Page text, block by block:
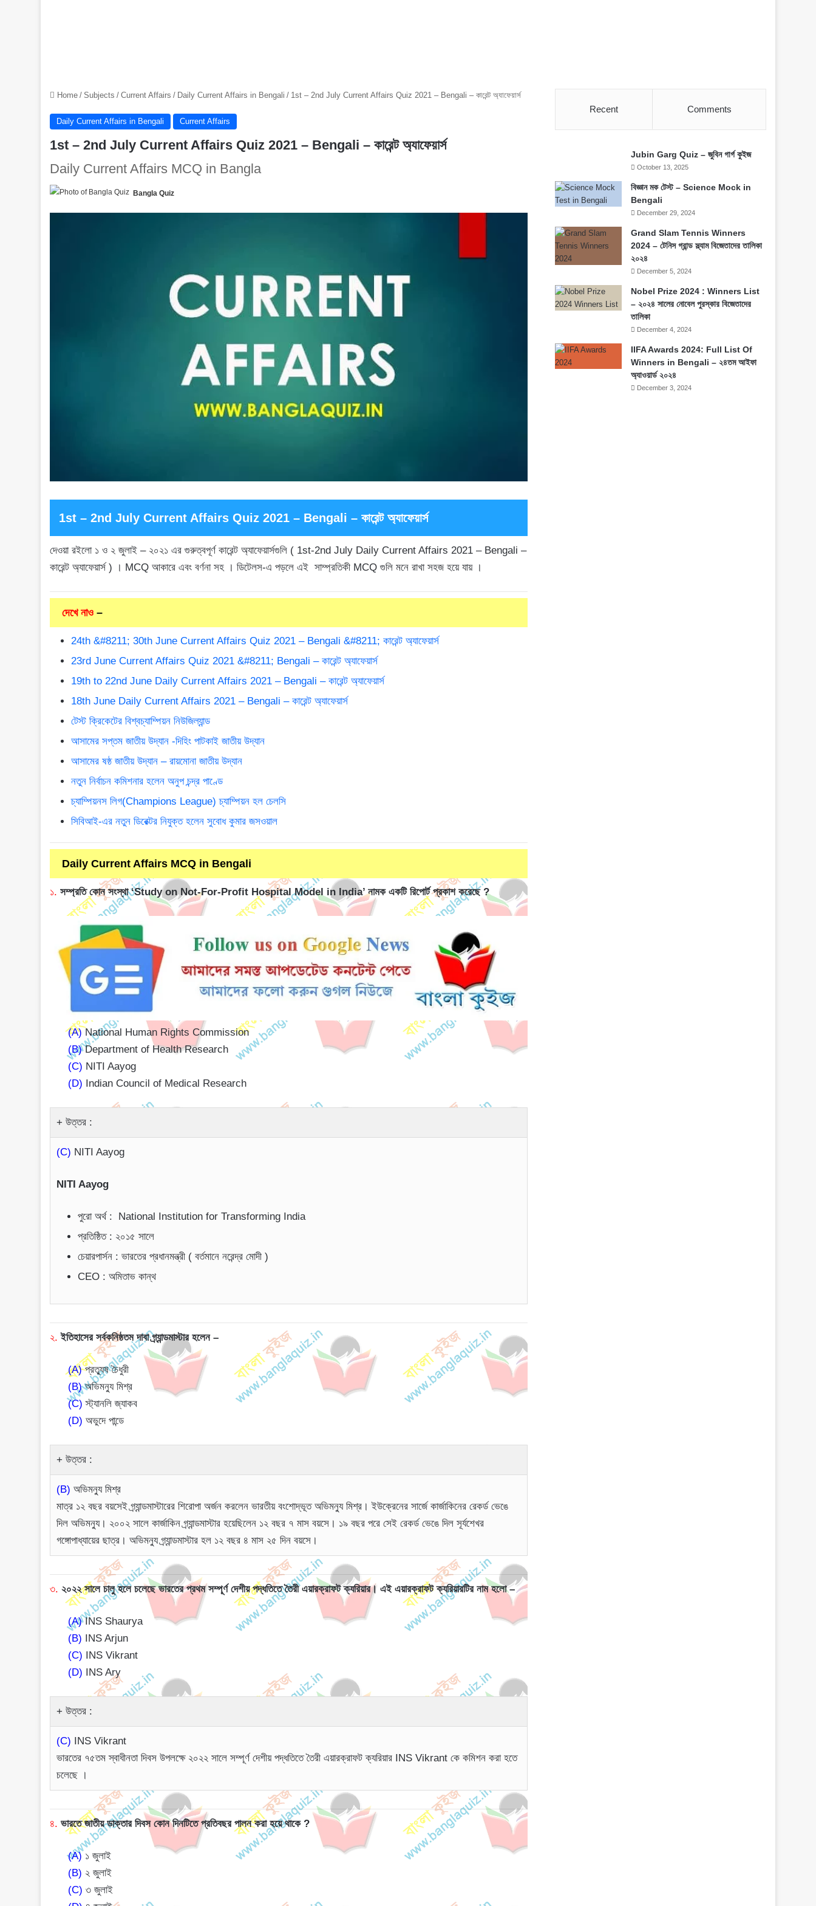
Home / Subjects / Current Affairs / Daily Current Affairs in Bengali / 1st – 2nd July Current Affairs Quiz 2021 – Bengali – কারেন্ট অ্যাফেয়ার্স
Daily Current Affairs in Bengali Current Affairs
1st – 2nd July Current Affairs Quiz 2021 – Bengali – কারেন্ট অ্যাফেয়ার্স
Daily Current Affairs MCQ in Bangla
Bangla Quiz
1st – 2nd July Current Affairs Quiz 2021 – Bengali – কারেন্ট অ্যাফেয়ার্স
দেওয়া রইলো ১ ও ২ জুলাই – ২০২১ এর গুরুত্বপূর্ণ কারেন্ট অ্যাফেয়ার্সগুলি ( 1st-2nd July Daily Current Affairs 2021 – Bengali –
কারেন্ট অ্যাফেয়ার্স ) । MCQ আকারে এবং বর্ণনা সহ । ডিটেলস-এ পড়লে এই সাম্প্রতিকী MCQ গুলি মনে রাখা সহজ হয়ে যায় ।
দেখে নাও –
24th &#8211; 30th June Current Affairs Quiz 2021 – Bengali &#8211; কারেন্ট অ্যাফেয়ার্স
23rd June Current Affairs Quiz 2021 &#8211; Bengali – কারেন্ট অ্যাফেয়ার্স
19th to 22nd June Daily Current Affairs 2021 – Bengali – কারেন্ট অ্যাফেয়ার্স
18th June Daily Current Affairs 2021 – Bengali – কারেন্ট অ্যাফেয়ার্স
টেস্ট ক্রিকেটের বিশ্বচ্যাম্পিয়ন নিউজিল্যান্ড
আসামের সপ্তম জাতীয় উদ্যান -দিহিং পাটকাই জাতীয় উদ্যান
আসামের ষষ্ঠ জাতীয় উদ্যান – রায়মোনা জাতীয় উদ্যান
নতুন নির্বাচন কমিশনার হলেন অনুপ চন্দ্র পাণ্ডে
চ্যাম্পিয়নস লিগ(Champions League) চ্যাম্পিয়ন হল চেলসি
সিবিআই-এর নতুন ডিরেক্টর নিযুক্ত হলেন সুবোধ কুমার জসওয়াল
Daily Current Affairs MCQ in Bengali
১. সম্প্রতি কোন সংস্থা ‘Study on Not-For-Profit Hospital Model in India’ নামক একটি রিপোর্ট প্রকাশ করেছে ?
(A) National Human Rights Commission
(B)Department of Health Research
(C) NITI Aayog
(D) Indian Council of Medical Research
উত্তর :
(C) NITI Aayog
NITI Aayog
পুরো অর্থ : National Institution for Transforming India
প্রতিষ্ঠিত : ২০১৫ সালে
চেয়ারপার্সন : ভারতের প্রধানমন্ত্রী ( বর্তমানে নরেন্দ্র মোদী )
CEO : অমিতাভ কান্থ
২. ইতিহাসের সর্বকনিষ্ঠতম দাবা গ্র্যান্ডমাস্টার হলেন –
(A)প্রত্যুষ চৈধুরী
(B)অভিমন্যু মিশ্র
(C) স্ট্যানলি জ্যাকব
(D) অভুদে পান্ডে
উত্তর :
(B) অভিমন্যু মিশ্র
মাত্র ১২ বছর বয়সেই গ্র্যান্ডমাস্টারের শিরোপা অর্জন করলেন ভারতীয় বংশোদ্ভূত অভিমন্যু মিশ্র। ইউক্রেনের সার্জে কার্জাকিনের রেকর্ড ভেঙে
দিল অভিমন্যু। ২০০২ সালে কার্জাকিন গ্র্যান্ডমাস্টার হয়েছিলেন ১২ বছর ৭ মাস বয়সে। ১৯ বছর পরে সেই রেকর্ড ভেঙে দিল সূর্যশেখর
গঙ্গোপাধ্যায়ের ছাত্র। অভিমন্যু গ্র্যান্ডমাস্টার হল ১২ বছর ৪ মাস ২৫ দিন বয়সে।
৩. ২০২২ সালে চালু হলে চলেছে ভারতের প্রথম সম্পূর্ণ দেশীয় পদ্ধতিতে তৈরী এয়ারক্রাফট ক্যরিয়ার। এই এয়ারক্রাফট ক্যরিয়ারটির নাম হলো –
(A)INS Shaurya
(B) INS Arjun
(C) INS Vikrant
(D) INS Ary
উত্তর :
(C) INS Vikrant
ভারতের ৭৫তম স্বাধীনতা দিবস উপলক্ষে ২০২২ সালে সম্পূর্ণ দেশীয় পদ্ধতিতে তৈরী এয়ারক্রাফট ক্যরিয়ার INS Vikrant কে কমিশন করা হতে
চলেছে ।
৪. ভারতে জাতীয় ডাক্তার দিবস কোন দিনটিতে প্রতিবছর পালন করা হয়ে থাকে ?
(A) ১ জুলাই
(B) ২ জুলাই
(C) ৩ জুলাই
Recent Comments
Jubin Garg Quiz – জুবিন গার্গ কুইজ
October 13, 2025
বিজ্ঞান মক টেস্ট – Science Mock in
Bengali
December 29, 2024
Grand Slam Tennis Winners
2024 – টেনিস গ্রান্ড স্ল্যাম বিজেতাদের তালিকা
২০২৪
December 5, 2024
Nobel Prize 2024 : Winners List
– ২০২৪ সালের নোবেল পুরস্কার বিজেতাদের
তালিকা
December 4, 2024
IIFA Awards 2024: Full List Of
Winners in Bengali – ২৪তম আইফা
অ্যাওয়ার্ড ২০২৪
December 3, 2024